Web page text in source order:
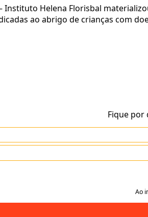
Instituto Helena Florisbal
ao abrigo de crianças com
Fique por
Ao